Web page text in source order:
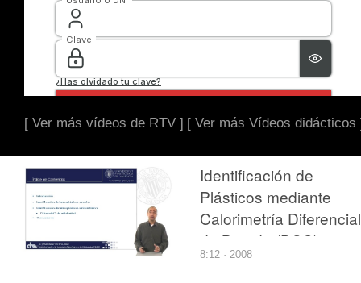
[ Ver más vídeos de RTV ] [ Ver más Vídeos didácticos
Identificación de
Plásticos mediante
Calorimetría Diferencial
de Barrido (DSC)
8:12 · 2008